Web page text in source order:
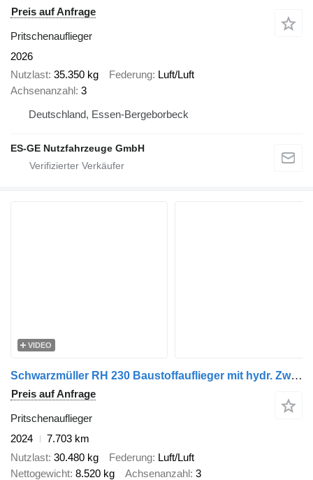
Preis auf Anfrage
Pritschenauflieger
2026
Nutzlast 35.350 kg Federung Luft/Luft
Achsenanzahl 3
Deutschland, Essen-Bergeborbeck
ES-GE Nutzfahrzeuge GmbH
VIDEO
Schwarzmüller RH 230 Baustoffauflieger mit hydr. Zwangslenkung
Preis auf Anfrage
Pritschenauflieger
2024
7.703 km
Nutzlast 30.480 kg Federung Luft/Luft
Nettogewicht 8.520 kg Achsenanzahl 3